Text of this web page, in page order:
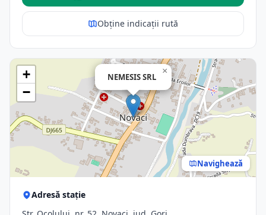
Obține indicații rută
NEMESIS SRL
×
+
−
Navighează
Adresă stație